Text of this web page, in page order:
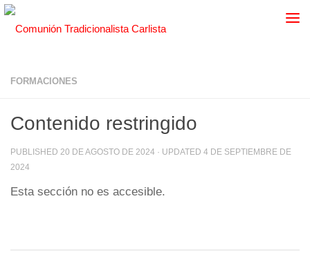
FORMACIONES
Contenido restringido
PUBLISHED 20 DE AGOSTO DE 2024 · UPDATED 4 DE SEPTIEMBRE DE
2024
Esta sección no es accesible.